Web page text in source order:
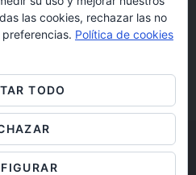
Badajoz © 2019
/ Cookies
las cookies, rechazar las no
Política de cookies
TODO